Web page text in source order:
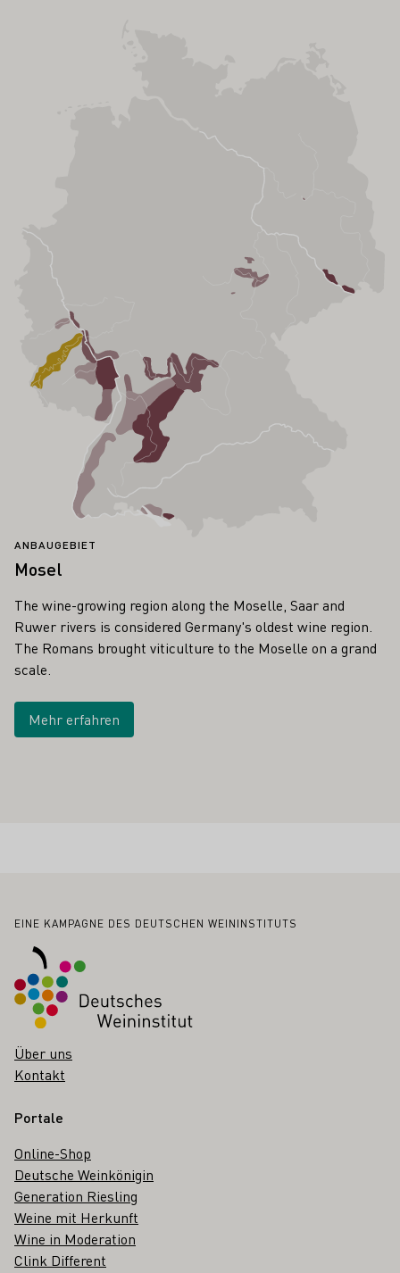
ANBAUGEBIET
Mosel
The wine-growing region along the Moselle, Saar and
Ruwer rivers is considered Germany's oldest wine region.
The Romans brought viticulture to the Moselle on a grand
scale.
Mehr erfahren
Fußbereich
EINE KAMPAGNE DES DEUTSCHEN WEININSTITUTS
Über uns
Kontakt
Portale
Online-Shop
Deutsche Weinkönigin
Generation Riesling
Weine mit Herkunft
Wine in Moderation
Clink Different